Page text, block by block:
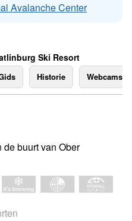
Avalanche Center
Ski Resort
Historie Webcams
buurt van Ober